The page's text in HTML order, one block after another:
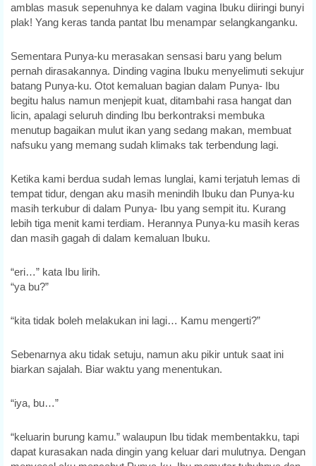
amblas masuk sepenuhnya ke dalam vagina Ibuku diiringi bunyi
plak! Yang keras tanda pantat Ibu menampar selangkanganku.
Sementara Punya-ku merasakan sensasi baru yang belum
pernah dirasakannya. Dinding vagina Ibuku menyelimuti sekujur
batang Punya-ku. Otot kemaluan bagian dalam Punya- Ibu
begitu halus namun menjepit kuat, ditambahi rasa hangat dan
licin, apalagi seluruh dinding Ibu berkontraksi membuka
menutup bagaikan mulut ikan yang sedang makan, membuat
nafsuku yang memang sudah klimaks tak terbendung lagi.
Ketika kami berdua sudah lemas lunglai, kami terjatuh lemas di
tempat tidur, dengan aku masih menindih Ibuku dan Punya-ku
masih terkubur di dalam Punya- Ibu yang sempit itu. Kurang
lebih tiga menit kami terdiam. Herannya Punya-ku masih keras
dan masih gagah di dalam kemaluan Ibuku.
“eri…” kata Ibu lirih.
“ya bu?”
“kita tidak boleh melakukan ini lagi… Kamu mengerti?”
Sebenarnya aku tidak setuju, namun aku pikir untuk saat ini
biarkan sajalah. Biar waktu yang menentukan.
“iya, bu…”
“keluarin burung kamu.” walaupun Ibu tidak membentakku, tapi
dapat kurasakan nada dingin yang keluar dari mulutnya. Dengan